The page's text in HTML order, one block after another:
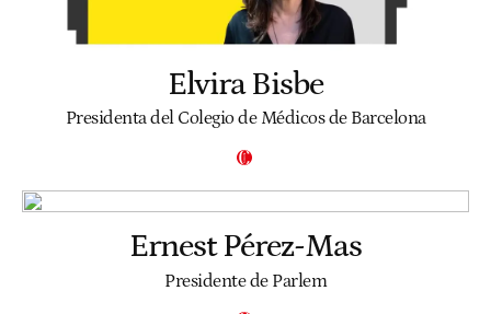
Elvira Bisbe
Presidenta del Colegio de Médicos de Barcelona
Ernest Pérez-Mas
Presidente de Parlem